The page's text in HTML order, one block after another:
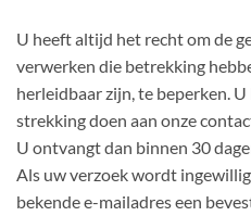
U heeft altijd het recht om de
verwerken die betrekking
herleidbaar zijn, te beperken.
strekking doen aan onze
U ontvangt dan binnen 30
Als uw verzoek wordt
bekende e-mailadres een